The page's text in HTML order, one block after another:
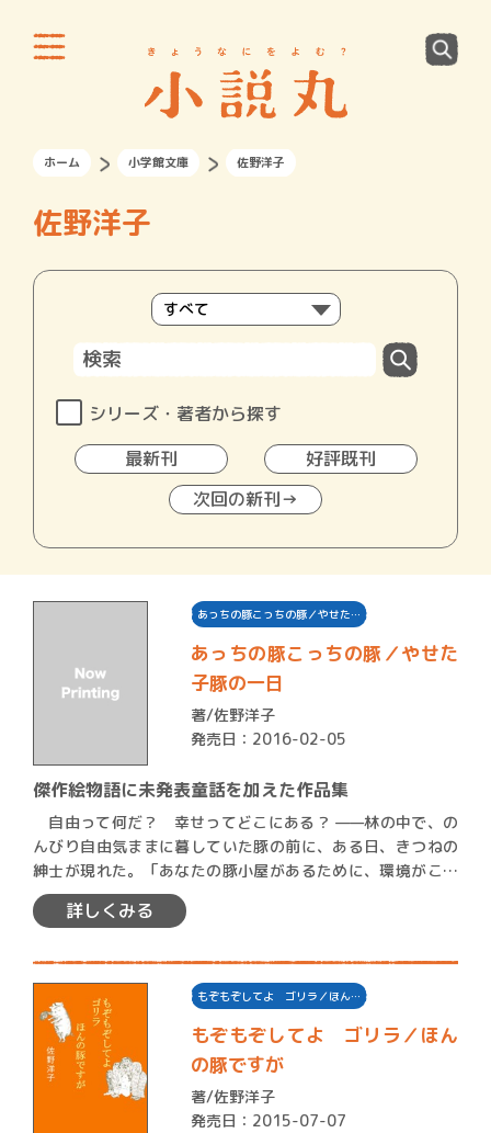
ホーム 小学館文庫 佐野洋子
佐野洋子
シリーズ・著者から探す
最新刊
好評既刊
次回の新刊→
あっちの豚こっちの豚／やせた…
あっちの豚こっちの豚／やせた
子豚の一日
著/佐野洋子
発売日：2016-02-05
傑作絵物語に未発表童話を加えた作品集
自由って何だ？ 幸せってどこにある？ ——林の中で、の
んびり自由気ままに暮していた豚の前に、ある日、きつねの
紳士が現れた。「あなたの豚小屋があるために、環境がこわ
れるん…
詳しくみる
もぞもぞしてよ ゴリラ／ほん…
もぞもぞしてよ ゴリラ／ほん
の豚ですが
著/佐野洋子
発売日：2015-07-07